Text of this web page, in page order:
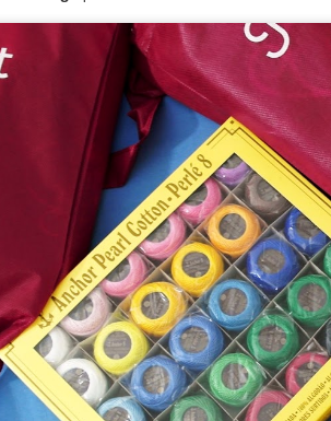
quiser,
Obrigado por sua visita
Canal Youtube:
Instagram:http://
Facebook:https://
Postado há10th
Marcadores:Freebie Cross
0 Adicionar